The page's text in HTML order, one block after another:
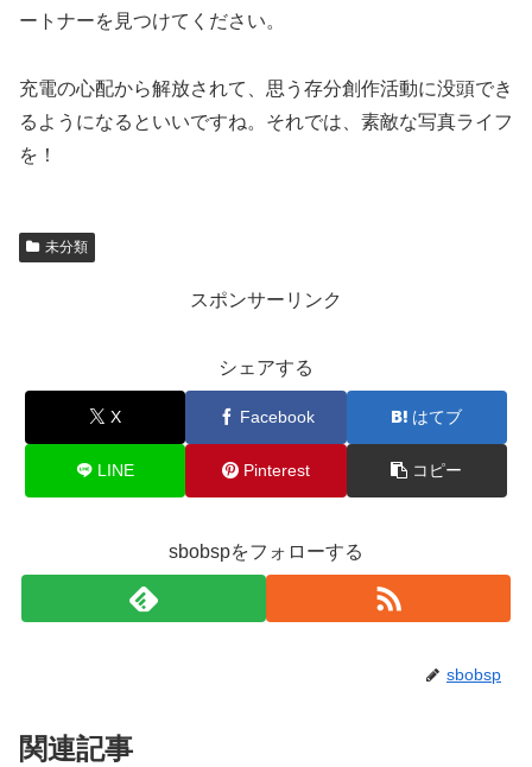
ートナーを見つけてください。
充電の心配から解放されて、思う存分創作活動に没頭でき
るようになるといいですね。それでは、素敵な写真ライフ
を！
未分類
スポンサーリンク
シェアする
X Facebook はてブ
LINE Pinterest コピー
sbobspをフォローする
sbobsp
関連記事